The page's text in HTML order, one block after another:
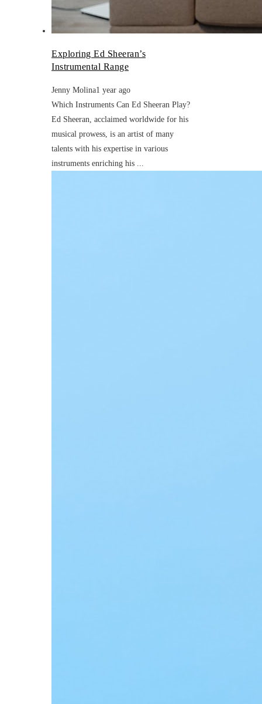
Exploring Ed Sheeran’s
Instrumental Range
Jenny Molina1 year ago
Which Instruments Can Ed Sheeran Play?
Ed Sheeran, acclaimed worldwide for his
musical prowess, is an artist of many
talents with his expertise in various
instruments enriching his ...